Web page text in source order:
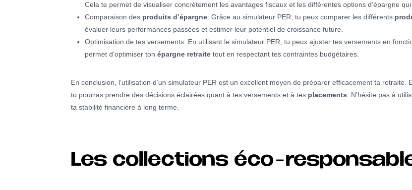
Cela te permet de visualiser concrètement les avantages fiscaux et les différentes options d’épargne qui
Comparaison des produits d’épargne: Grâce au simulateur PER, tu peux comparer les différents
évaluer leurs performances passées et estimer leur potentiel de croissance future.
Optimisation de tes versements: En utilisant le simulateur PER, tu peux ajuster tes versements en
permet d’optimiser ton épargne retraite tout en respectant tes contraintes budgétaires.
En conclusion, l’utilisation d’un simulateur PER est un excellent moyen de préparer efficacement ta
tu pourras prendre des décisions éclairées quant à tes versements et à tes placements . N’hésite pas à
ta stabilité financière à long terme.
Les collections éco-